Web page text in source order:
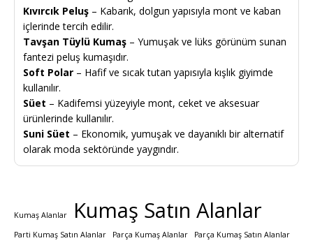
Kıvırcık Peluş – Kabarık, dolgun yapısıyla mont ve kaban
içlerinde tercih edilir.
Tavşan Tüylü Kumaş – Yumuşak ve lüks görünüm sunan
fantezi peluş kumaşıdır.
Soft Polar – Hafif ve sıcak tutan yapısıyla kışlık giyimde
kullanılır.
Süet – Kadifemsi yüzeyiyle mont, ceket ve aksesuar
ürünlerinde kullanılır.
Suni Süet – Ekonomik, yumuşak ve dayanıklı bir alternatif
olarak moda sektöründe yaygındır.
Kumaş Alanlar Kumaş Satın Alanlar
Parti Kumaş Satın Alanlar Parça Kumaş Alanlar
Parça Kumaş Satın Alanlar